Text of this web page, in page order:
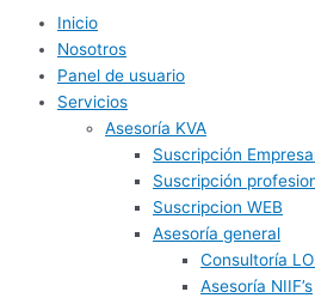
Inicio
Nosotros
Panel de usuario
Servicios
Asesoría KVA
Suscripción
Suscripción
Suscripcion WEB
Asesoría general
Consultoría
Asesoría NIIF’s